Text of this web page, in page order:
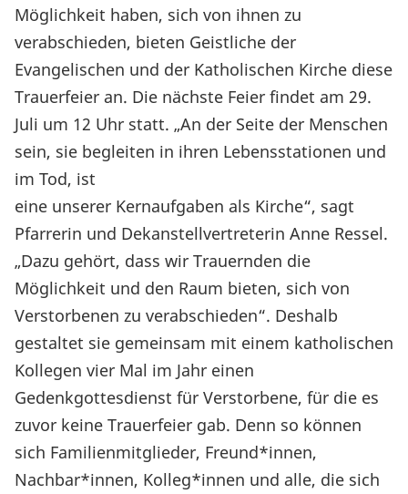
Möglichkeit haben, sich von ihnen zu
verabschieden, bieten Geistliche der
Evangelischen und der Katholischen Kirche diese
Trauerfeier an. Die nächste Feier findet am 29.
Juli um 12 Uhr statt. „An der Seite der Menschen
sein, sie begleiten in ihren Lebensstationen und
im Tod, ist
eine unserer Kernaufgaben als Kirche“, sagt
Pfarrerin und Dekanstellvertreterin Anne Ressel.
„Dazu gehört, dass wir Trauernden die
Möglichkeit und den Raum bieten, sich von
Verstorbenen zu verabschieden“. Deshalb
gestaltet sie gemeinsam mit einem katholischen
Kollegen vier Mal im Jahr einen
Gedenkgottesdienst für Verstorbene, für die es
zuvor keine Trauerfeier gab. Denn so können
sich Familienmitglieder, Freund*innen,
Nachbar*innen, Kolleg*innen und alle, die sich